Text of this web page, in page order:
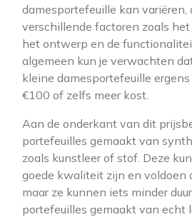
damesportefeuille kan
verschillende factoren zoals
het ontwerp en de
algemeen kun je verwachten
kleine damesportefeuille
€100 of zelfs meer kost.
Aan de onderkant van dit
portefeuilles gemaakt van
zoals kunstleer of stof. Deze
goede kwaliteit zijn en voldoen
maar ze kunnen iets minder
portefeuilles gemaakt van echt